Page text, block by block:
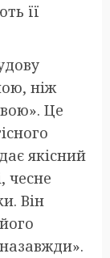
її
ніж
Це
якісний
чесне
Він